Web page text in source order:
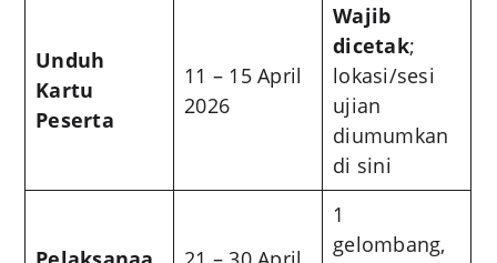
Unduh
Kartu
Peserta
11 – 15 April
2026
Wajib
dicetak;
lokasi/sesi
ujian
diumumkan
di sini
1
gelombang,